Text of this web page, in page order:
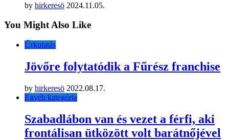
by hirkeresö 2024.11.05.
You Might Also Like
Űrkutatás
Jövőre folytatódik a Fűrész franchise
by hirkeresö 2022.08.17.
Egyéb kategória
Szabadlábon van és vezet a férfi, aki
frontálisan ütközött volt barátnőjével